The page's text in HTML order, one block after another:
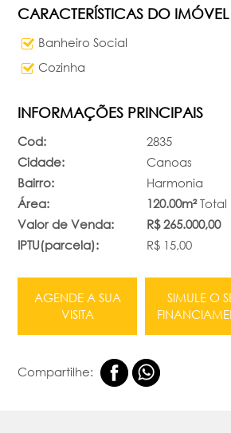
CARACTERÍSTICAS DO IMÓVEL
Banheiro Social
Cozinha
INFORMAÇÕES PRINCIPAIS
Cod:
2835
Cidade:
Canoas
Bairro:
Harmonia
Área:
120.00m²Total
Valor de Venda:
R$ 265.000,00
IPTU(parcela):
R$ 15,00
AGENDE A SUA
VISITA
SIMULE O
Compartilhe: